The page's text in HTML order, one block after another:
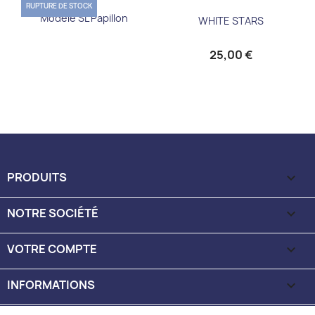
Modèle SL Papillon
RUPTURE DE STOCK
WHITE STARS
25,00 €
PRODUITS 
NOTRE SOCIÉTÉ 
VOTRE COMPTE 
INFORMATIONS keyboard_arrow_down